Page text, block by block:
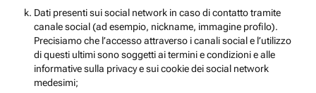
Dati presenti sui social network in caso di contatto tramite
canale social (ad esempio, nickname, immagine profilo).
Precisiamo che l’accesso attraverso i canali social e l’utilizzo
di questi ultimi sono soggetti ai termini e condizioni e alle
informative sulla privacy e sui cookie dei social network
medesimi;